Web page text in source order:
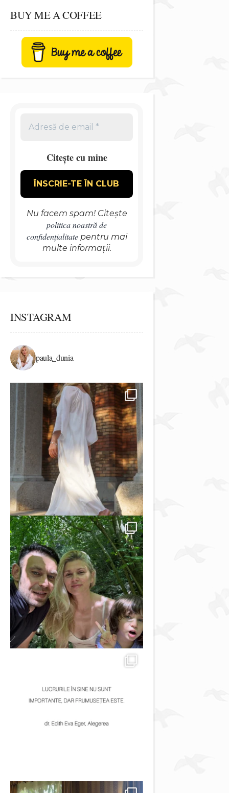
BUY ME A COFFEE
Citește cu mine
Nu facem spam! Citește
politica noastră de
confidențialitatepentru mai
multe informații.
INSTAGRAM
paula_dunia